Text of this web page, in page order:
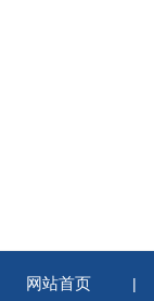
网站首页 |